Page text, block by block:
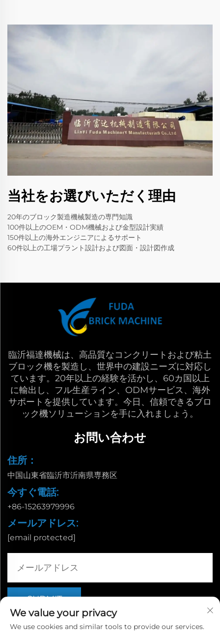
当社をお選びいただく理由
20年のブロック製造機械製造の専門知識
100件以上のOEM・ODM機械および金型設計実績
150件以上の海外エンジニアによるサポート
60件以上の工場プラント設計および図面・設計図作成
臨沂福達機械は、高品質なコンクリートおよび粘土
ブロック機を製造し、世界中の建設ニーズに対応し
ています。20年以上の経験を活かし、60カ国以上
に輸出し、フル生産ライン、ODMサービス、海外
サポートを提供しています。今日、信頼できるブロ
ック機ソリューションを手に入れましょう。
お問い合わせ
住所：
中国山東省臨沂市沂南県専務区
今すぐ電話:
+86-15263979996
メールアドレス:
[email protected]
We value your privacy
We use cookies and similar tools to provide our services.